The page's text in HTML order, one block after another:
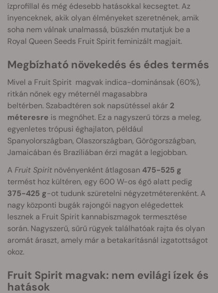
ízprofillal és még édesebb hatásokkal kecsegtet. Az
ínyenceknek, akik olyan élményeket szeretnének, amik
soha nem válnak unalmassá, büszkén mutatjuk be a
Royal Queen Seeds Fruit Spirit feminizált magjait.
Megbízható növekedés és édes termés
Mivel a Fruit Spirit magvak indica-dominánsak (60%),
ritkán nőnek egy méternél magasabbra
beltérben. Szabadtéren sok napsütéssel akár 2
méteresre is megnőhet. Ez a nagyszerű törzs a meleg,
egyenletes trópusi éghajlaton, például
Spanyolországban, Olaszországban, Görögországban,
Jamaicában és Brazíliában érzi magát a legjobban.
A Fruit Spirit növényenként átlagosan 475-525 g
termést hoz kültéren, egy 600 W-os égő alatt pedig
375-425 g-ot tudunk szüretelni négyzetméterenként. A
nagy központi bugák rajongói nagyon elégedettek
lesznek a Fruit Spirit kannabiszmagok termesztése
során. Nagyszerű, sűrű rügyek találhatóak rajta és olyan
aromát áraszt, amely már a betakarításnál izgatottságot
okoz.
Fruit Spirit magvak: nem evilági ízek és
hatások